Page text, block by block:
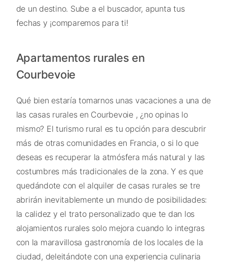
de un destino. Sube a el buscador, apunta tus
fechas y ¡comparemos para ti!
Apartamentos rurales en
Courbevoie
Qué bien estaría tomarnos unas vacaciones a una de
las casas rurales en Courbevoie , ¿no opinas lo
mismo? El turismo rural es tu opción para descubrir
más de otras comunidades en Francia, o si lo que
deseas es recuperar la atmósfera más natural y las
costumbres más tradicionales de la zona. Y es que
quedándote con el alquiler de casas rurales se tre
abrirán inevitablemente un mundo de posibilidades:
la calidez y el trato personalizado que te dan los
alojamientos rurales solo mejora cuando lo integras
con la maravillosa gastronomía de los locales de la
ciudad, deleitándote con una experiencia culinaria